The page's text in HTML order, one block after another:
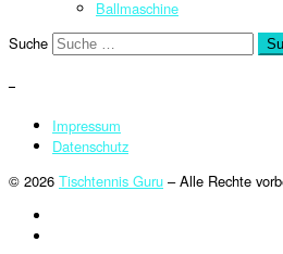
Ballmaschine
Suche
–
Impressum
Datenschutz
© 2026 Tischtennis Guru – Alle Rechte